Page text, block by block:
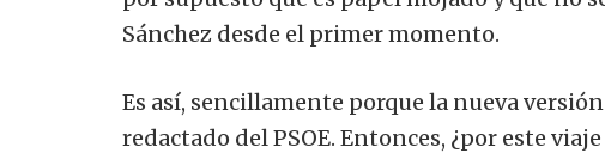
Sánchez desde el primer momento.
Es así, sencillamente porque la nueva
redactado del PSOE. Entonces, ¿por este